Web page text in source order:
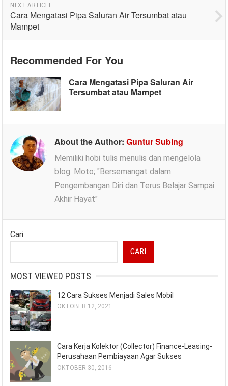
NEXT ARTICLE
Cara Mengatasi Pipa Saluran Air Tersumbat atau
Mampet
Recommended For You
Cara Mengatasi Pipa Saluran Air
Tersumbat atau Mampet
About the Author:Guntur Subing
Memiliki hobi tulis menulis dan mengelola
blog. Moto; "Bersemangat dalam
Pengembangan Diri dan Terus Belajar Sampai
Akhir Hayat"
Cari
CARI
MOST VIEWED POSTS
12 Cara Sukses Menjadi Sales Mobil
OKTOBER 12, 2021
Cara Kerja Kolektor (Collector) Finance-Leasing-
Perusahaan Pembiayaan Agar Sukses
OKTOBER 30, 2016